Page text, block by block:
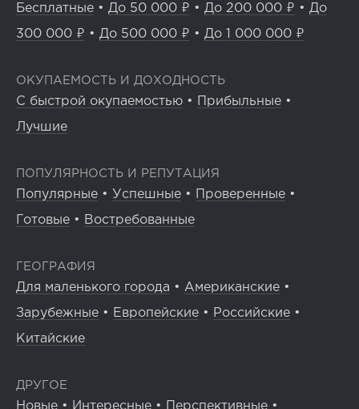
Бесплатные • До 50 000 ₽ • До 200 000 ₽ • До
300 000 ₽ • До 500 000 ₽ • До 1 000 000 ₽
ОКУПАЕМОСТЬ И ДОХОДНОСТЬ
С быстрой окупаемостью • Прибыльные •
Лучшие
ПОПУЛЯРНОСТЬ И РЕПУТАЦИЯ
Популярные • Успешные • Проверенные •
Готовые • Востребованные
ГЕОГРАФИЯ
Для маленького города • Американские •
Зарубежные • Европейские • Российские •
Китайские
ДРУГОЕ
Новые • Интересные • Перспективные •